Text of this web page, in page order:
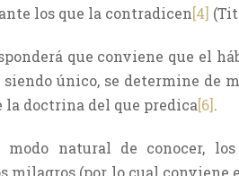
los que la contradicen[4] (Tit
que conviene que el
siendo único, se determine de
la doctrina del que predica[6].
natural de conocer,
milagros (por lo cual conviene